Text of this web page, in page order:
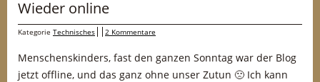
Wieder online
Kategorie Technisches 2 Kommentare
Menschenskinders, fast den ganzen Sonntag war der Blog
jetzt offline, und das ganz ohne unser Zutun 🙁 Ich kann